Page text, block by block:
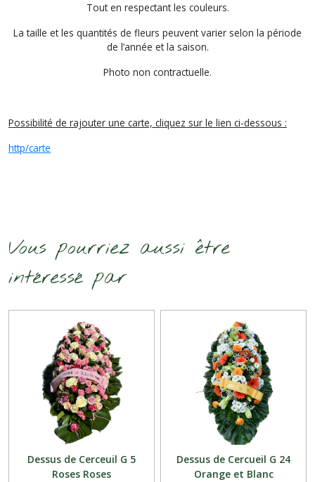
Tout en respectant les couleurs.
La taille et les quantités de fleurs peuvent varier selon la période
de l’année et la saison.
Photo non contractuelle.
Possibilité de rajouter une carte, cliquez sur le lien ci-dessous :
http/carte
Vous pourriez aussi être
intéressé par
Dessus de Cerceuil G 5
Roses Roses
Dessus de Cercueil G 24
Orange et Blanc